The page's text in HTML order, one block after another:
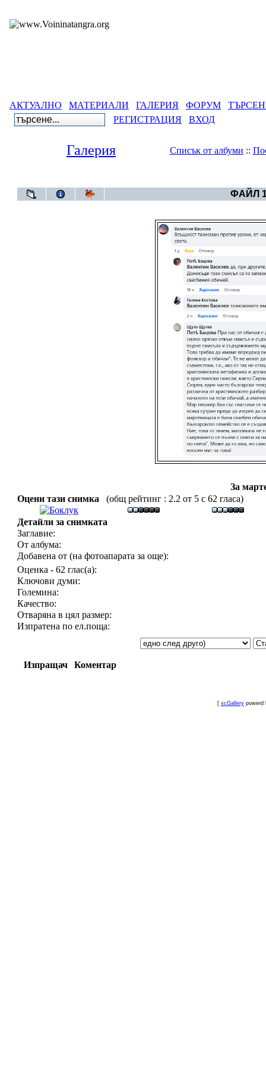
АКТУАЛНО МАТЕРИАЛИ ГАЛЕРИЯ ФОРУМ
РЕГИСТРАЦИЯ
ВХОД
Галерия Списък от албуми ::
ФАЙЛ
За
Оцени тази снимка
(общ рейтинг : 2.2 от 5 с 62 гласа)
Детайли за снимката
Заглавие:
От албума:
Добавена от (на фотоапарата за още):
Оценка - 62 глас(а):
Ключови думи:
Големина:
Качество:
Отваряна в цял размер:
Изпратена по ел.поща:
Изпращач Коментар
[ xcGallery